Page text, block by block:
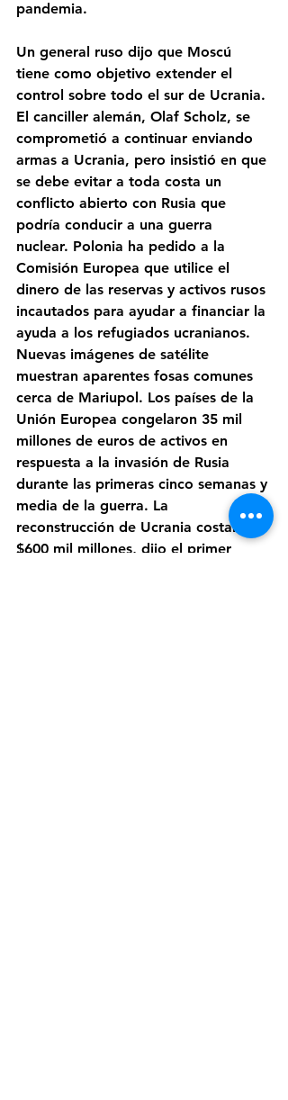
pandemia.
Un general ruso dijo que Moscú
tiene como objetivo extender el
control sobre todo el sur de Ucrania.
El canciller alemán, Olaf Scholz, se
comprometió a continuar enviando
armas a Ucrania, pero insistió en que
se debe evitar a toda costa un
conflicto abierto con Rusia que
podría conducir a una guerra
nuclear. Polonia ha pedido a la
Comisión Europea que utilice el
dinero de las reservas y activos rusos
incautados para ayudar a financiar la
ayuda a los refugiados ucranianos.
Nuevas imágenes de satélite
muestran aparentes fosas comunes
cerca de Mariupol. Los países de la
Unión Europea congelaron 35 mil
millones de euros de activos en
respuesta a la invasión de Rusia
durante las primeras cinco semanas y
media de la guerra. La
reconstrucción de Ucrania costará
$600 mil millones, dijo el primer